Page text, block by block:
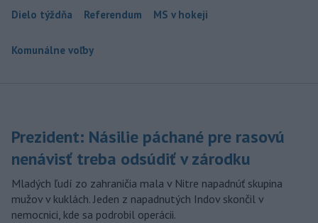
Dielo týždňa Referendum MS v hokeji
Komunálne voľby
Prezident: Násilie páchané pre rasovú
nenávisť treba odsúdiť v zárodku
Mladých ľudí zo zahraničia mala v Nitre napadnúť skupina
mužov v kuklách. Jeden z napadnutých Indov skončil v
nemocnici, kde sa podrobil operácii.